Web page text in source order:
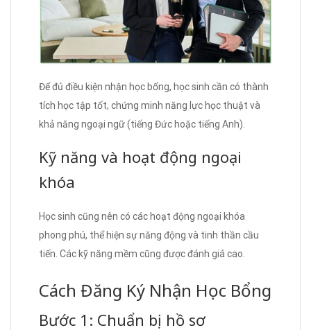
Để đủ điều kiện nhận học bổng, học sinh cần có thành
tích học tập tốt, chứng minh năng lực học thuật và
khả năng ngoại ngữ (tiếng Đức hoặc tiếng Anh).
Kỹ năng và hoạt động ngoại
khóa
Học sinh cũng nên có các hoạt động ngoại khóa
phong phú, thể hiện sự năng động và tinh thần cầu
tiến. Các kỹ năng mềm cũng được đánh giá cao.
Cách Đăng Ký Nhận Học Bổng
Bước 1: Chuẩn bị hồ sơ